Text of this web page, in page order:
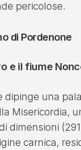
pericolose.
di Pordenone
e il fiume
dipinge una
Misericordia,
dimensioni
carnica,